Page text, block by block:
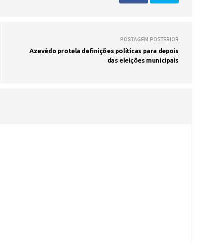
POSTAGEM POSTERIOR
Azevêdo protela definições políticas para depois
das eleições municipais
Seinfra realiza serviços de tapa-